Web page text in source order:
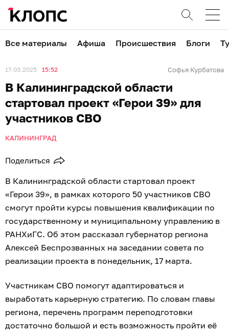
Все материалы Афиша Происшествия Блоги
17.03.2025 15:52 Софья Курбатова
В Калининградской области
стартовал проект «Герои 39» для
участников СВО
КАЛИНИНГРАД
Поделиться
В Калининградской области стартовал проект
«Герои 39», в рамках которого 50 участников СВО
смогут пройти курсы повышения квалификации по
государственному и муниципальному управлению в
РАНХиГС. Об этом рассказал губернатор региона
Алексей Беспрозванных на заседании совета по
реализации проекта в понедельник, 17 марта.
Участникам СВО помогут адаптироваться и
выработать карьерную стратегию. По словам главы
региона, перечень программ переподготовки
достаточно большой и есть возможность пройти её